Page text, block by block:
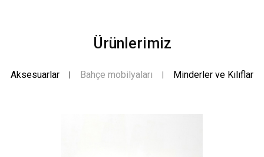
Ürünlerimiz
Aksesuarlar Bahçe mobilyaları Minderler ve Kılıflar